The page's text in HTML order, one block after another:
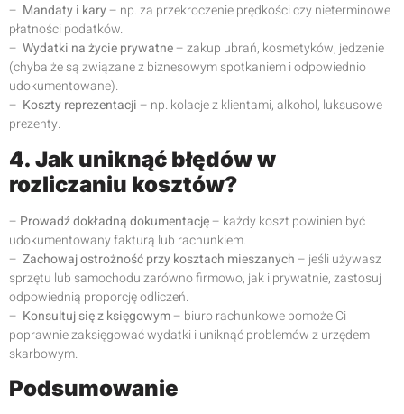
– Mandaty i kary– np. za przekroczenie prędkości czy nieterminowe
płatności podatków.
– Wydatki na życie prywatne– zakup ubrań, kosmetyków, jedzenie
(chyba że są związane z biznesowym spotkaniem i odpowiednio
udokumentowane).
– Koszty reprezentacji– np. kolacje z klientami, alkohol, luksusowe
prezenty.
4. Jak uniknąć błędów w
rozliczaniu kosztów?
– Prowadź dokładną dokumentację– każdy koszt powinien być
udokumentowany fakturą lub rachunkiem.
– Zachowaj ostrożność przy kosztach mieszanych– jeśli używasz
sprzętu lub samochodu zarówno firmowo, jak i prywatnie, zastosuj
odpowiednią proporcję odliczeń.
– Konsultuj się z księgowym– biuro rachunkowe pomoże Ci
poprawnie zaksięgować wydatki i uniknąć problemów z urzędem
skarbowym.
Podsumowanie